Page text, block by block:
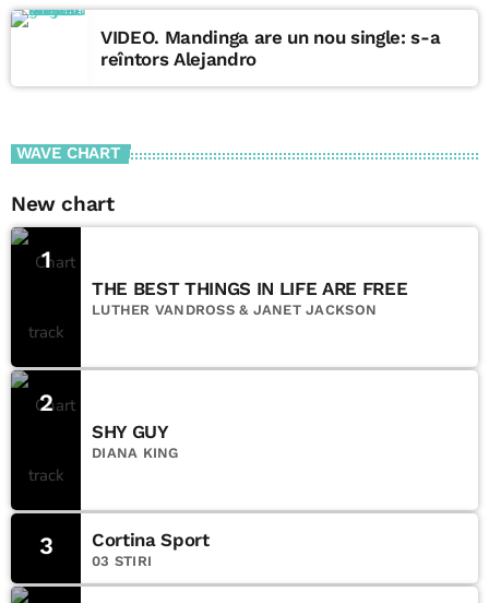
VIDEO. Mandinga are un nou single: s-a
reîntors Alejandro
WAVE CHART
New chart
1
THE BEST THINGS IN LIFE ARE FREE
LUTHER VANDROSS & JANET JACKSON
2
SHY GUY
DIANA KING
3 Cortina Sport
03 STIRI